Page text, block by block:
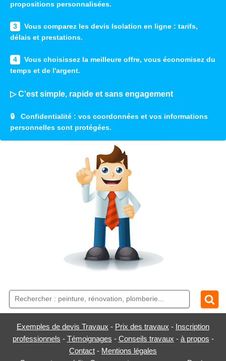
propositions personnalisées.
3
Vous comparez les devis Isolation en ligne : tarifs,
délais et prestations.
4
Vous choisissez la meilleure offre, vous économisez du
temps et de l'argent.
▷ C'est simple, rapide et sans engagement
🔒 Confidentialité : vos coordonnées et vos informations
personnelles sont protégées.
Exemples de devis Travaux - Prix des travaux - Inscription
professionnels - Témoignages - Conseils travaux - à propos -
Contact - Mentions légales